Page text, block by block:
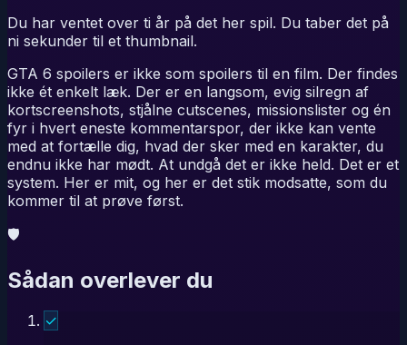
Du har ventet over ti år på det her spil. Du taber det på
ni sekunder til et thumbnail.
GTA 6 spoilers er ikke som spoilers til en film. Der findes
ikke ét enkelt læk. Der er en langsom, evig silregn af
kortscreenshots, stjålne cutscenes, missionslister og én
fyr i hvert eneste kommentarspor, der ikke kan vente
med at fortælle dig, hvad der sker med en karakter, du
endnu ikke har mødt. At undgå det er ikke held. Det er et
system. Her er mit, og her er det stik modsatte, som du
kommer til at prøve først.
🛡
Sådan overlever du
✓